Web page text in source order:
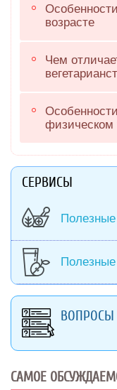
возрасте
Чем
физическом
СЕРВИСЫ
Полезные
Полезные
ВОПРОСЫ
САМОЕ